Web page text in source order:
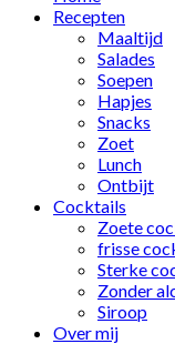
Recepten
Maaltijd
Salades
Soepen
Hapjes
Snacks
Zoet
Lunch
Ontbijt
Cocktails
Zoete
frisse
Sterke
Zonder
Siroop
Over mij